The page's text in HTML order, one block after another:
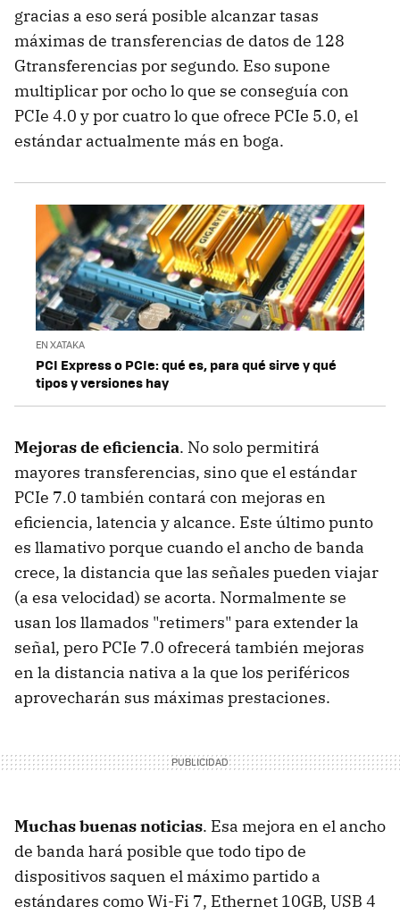
gracias a eso será posible alcanzar tasas
máximas de transferencias de datos de 128
Gtransferencias por segundo. Eso supone
multiplicar por ocho lo que se conseguía con
PCIe 4.0 y por cuatro lo que ofrece PCIe 5.0, el
estándar actualmente más en boga.
EN XATAKA
PCI Express o PCIe: qué es, para qué sirve y qué
tipos y versiones hay
Mejoras de eficiencia. No solo permitirá
mayores transferencias, sino que el estándar
PCIe 7.0 también contará con mejoras en
eficiencia, latencia y alcance. Este último punto
es llamativo porque cuando el ancho de banda
crece, la distancia que las señales pueden viajar
(a esa velocidad) se acorta. Normalmente se
usan los llamados "retimers" para extender la
señal, pero PCIe 7.0 ofrecerá también mejoras
en la distancia nativa a la que los periféricos
aprovecharán sus máximas prestaciones.
Muchas buenas noticias. Esa mejora en el ancho
de banda hará posible que todo tipo de
dispositivos saquen el máximo partido a
estándares como Wi-Fi 7, Ethernet 10GB, USB 4